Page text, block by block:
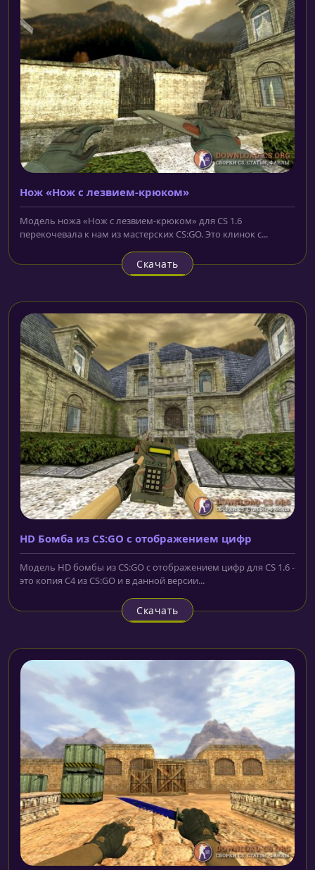
Нож «Нож с лезвием-крюком»
Модель ножа «Нож с лезвием-крюком» для CS 1.6
перекочевала к нам из мастерских CS:GO. Это клинок с...
Скачать
HD Бомба из CS:GO с отображением цифр
Модель HD бомбы из CS:GO с отображением цифр для CS 1.6 -
это копия С4 из CS:GO и в данной версии...
Скачать